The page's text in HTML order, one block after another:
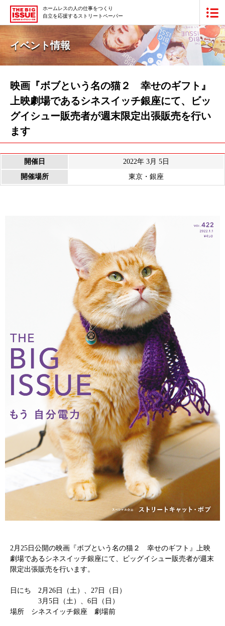
ホームレスの人の仕事をつくり
自立を応援するストリートペーパー
ビッグイシュー日本版とは
買いたい
販売したい
最新号・バックナンバー
あなたにできること
ビッグイシューの本・商品
団体情報 広告掲載
イベント情報
映画『ボブという名の猫２ 幸せのギフト』
上映劇場であるシネスイッチ銀座にて、ビッ
グイシュー販売者が週末限定出張販売を行い
ます
開催日
2022年 3月 5日
開催場所
東京・銀座
2月25日公開の映画『ボブという名の猫２ 幸せのギフト』上映
劇場であるシネスイッチ銀座にて、ビッグイシュー販売者が週末
限定出張販売を行います。
日にち 2月26日（土）、27日（日）
3月5日（土）、6日（日）
場所 シネスイッチ銀座 劇場前